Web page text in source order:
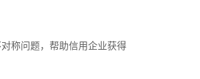
称问题，帮助信用企业获得